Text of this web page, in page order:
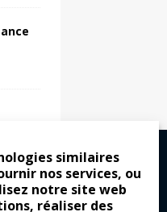
similaires
nos services, ou
notre site web
réaliser des